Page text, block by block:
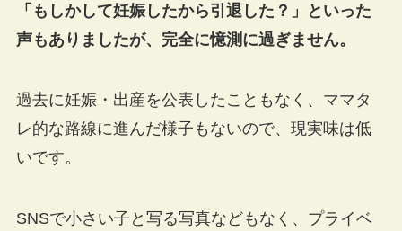
「もしかして妊娠したから引退した？」といった
声もありましたが、完全に憶測に過ぎません。
過去に妊娠・出産を公表したこともなく、ママタ
レ的な路線に進んだ様子もないので、現実味は低
いです。
SNSで小さい子と写る写真などもなく、プライベ